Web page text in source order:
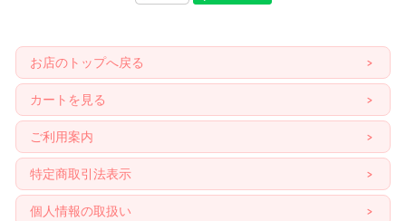
お店のトップへ戻る
カートを見る
ご利用案内
特定商取引法表示
個人情報の取扱い